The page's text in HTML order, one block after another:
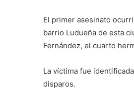
El primer asesinato
barrio Ludueña de esta
Fernández, el cuarto
La víctima fue
disparos.